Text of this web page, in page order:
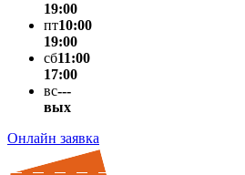
19:00
пт10:00
19:00
сб11:00
17:00
вс---
вых
Онлайн заявка